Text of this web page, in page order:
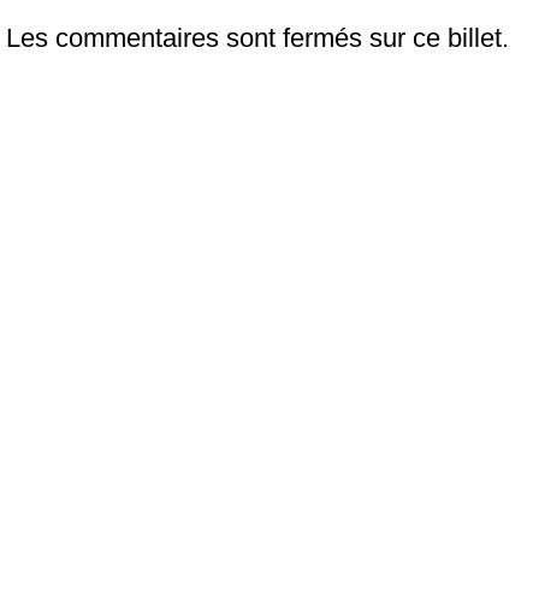
Les commentaires sont fermés sur ce billet.